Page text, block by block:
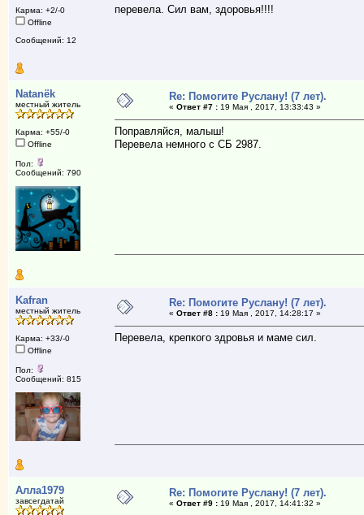
Карма: +2/-0
Offline
Сообщений: 12
перевела. Сил вам, здоровья!!!!
Natanёk
местный житель
Карма: +55/-0
Offline
Пол:
Сообщений: 790
Re: Помогите Руслану! (7 лет).
« Ответ #7 :19 Мая , 2017, 13:33:43 »
Поправляйся, малыш!
Перевела немного с СБ 2987.
Kafran
местный житель
Карма: +33/-0
Offline
Пол:
Сообщений: 815
Re: Помогите Руслану! (7 лет).
« Ответ #8 :19 Мая , 2017, 14:28:17 »
Перевела, крепкого здровья и маме сил.
Алла1979
завсегдатай
Re: Помогите Руслану! (7 лет).
« Ответ #9 :19 Мая , 2017, 14:41:32 »